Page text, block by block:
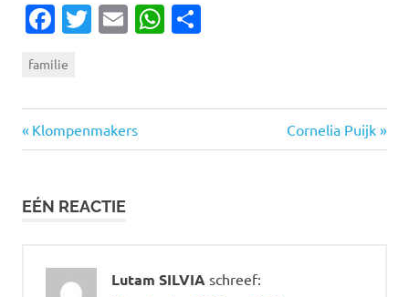
Facebook
Twitter
EmailWhatsApp
familie
Bericht
Vorige
bericht:
Klompenmakers
Volgende
bericht:
Cornelia Puijk
EÉN REACTIE
Lutam SILVIA schreef: